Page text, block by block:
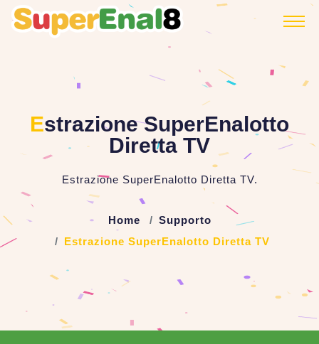
Estrazione SuperEnalotto
Diretta TV
Estrazione SuperEnalotto Diretta TV.
Home
Supporto
Estrazione SuperEnalotto Diretta TV